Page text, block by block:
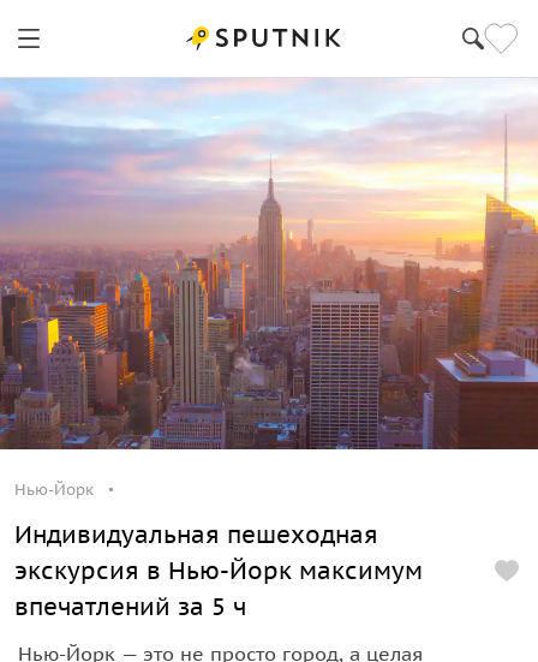
Нью-Йорк
Индивидуальная пешеходная
экскурсия в Нью-Йорк максимум
впечатлений за 5 ч
Нью-Йорк — это не просто город, а целая